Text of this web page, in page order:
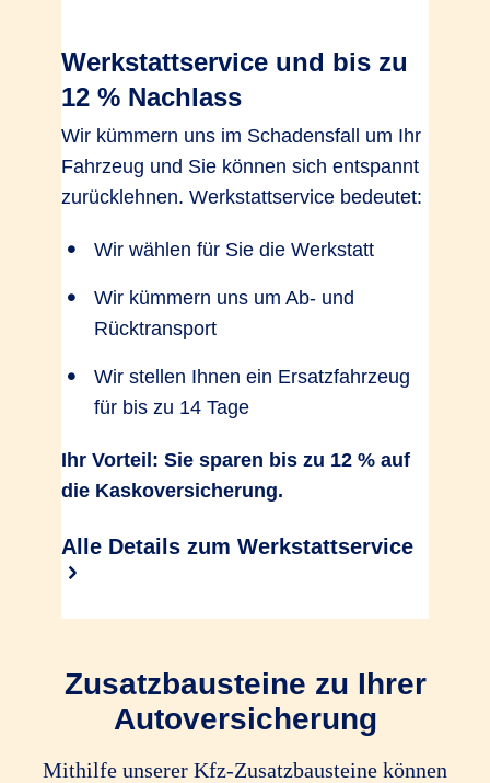
Werkstattservice und bis zu
12 % Nachlass
Wir kümmern uns im Schadensfall um Ihr
Fahrzeug und Sie können sich entspannt
zurücklehnen. Werkstattservice bedeutet:
Wir wählen für Sie die Werkstatt
Wir kümmern uns um Ab- und
Rücktransport
Wir stellen Ihnen ein Ersatzfahrzeug
für bis zu 14 Tage
Ihr Vorteil: Sie sparen bis zu 12 % auf
die Kaskoversicherung.
Alle Details zum Werkstattservice
Zusatzbausteine zu Ihrer
Autoversicherung
Mithilfe unserer Kfz-Zusatz­bau­steine können